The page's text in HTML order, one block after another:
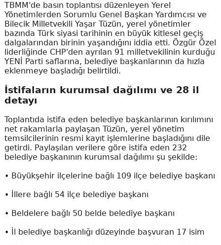
TBMM'de basın toplantısı düzenleyen Yerel
Yönetimlerden Sorumlu Genel Başkan Yardımcısı ve
Bilecik Milletvekili Yaşar Tüzün, yerel yönetimler
bazında Türk siyasi tarihinin en büyük kitlesel geçiş
dalgalarından birinin yaşandığını iddia etti. Özgür Özel
liderliğinde CHP'den ayrılan 91 milletvekilinin kurduğu
YENİ Parti saflarına, belediye başkanlarının da hızla
eklenmeye başladığı belirtildi.
İstifaların kurumsal dağılımı ve 28 il
detayı
Toplantıda istifa eden belediye başkanlarının kırılımını
net rakamlarla paylaşan Tüzün, yerel yönetim
temsilcilerinin resmi kayıt işlemlerine başladığını dile
getirdi. Paylaşılan verilere göre istifa eden 232
belediye başkanının kurumsal dağılımı şu şekilde:
• Büyükşehir ilçelerine bağlı 109 ilçe belediye başkanı
• İllere bağlı 54 ilçe belediye başkanı
• Beldelere bağlı 50 belde belediye başkanı
• İl belediye başkanlığı düzeyinde başvuran 17 isim